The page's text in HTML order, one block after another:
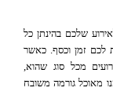
שלכם בהינתן כל
לכם זמן וכסף. כאשר
מכל סוג שהוא,
מאוכל גורמה משובח